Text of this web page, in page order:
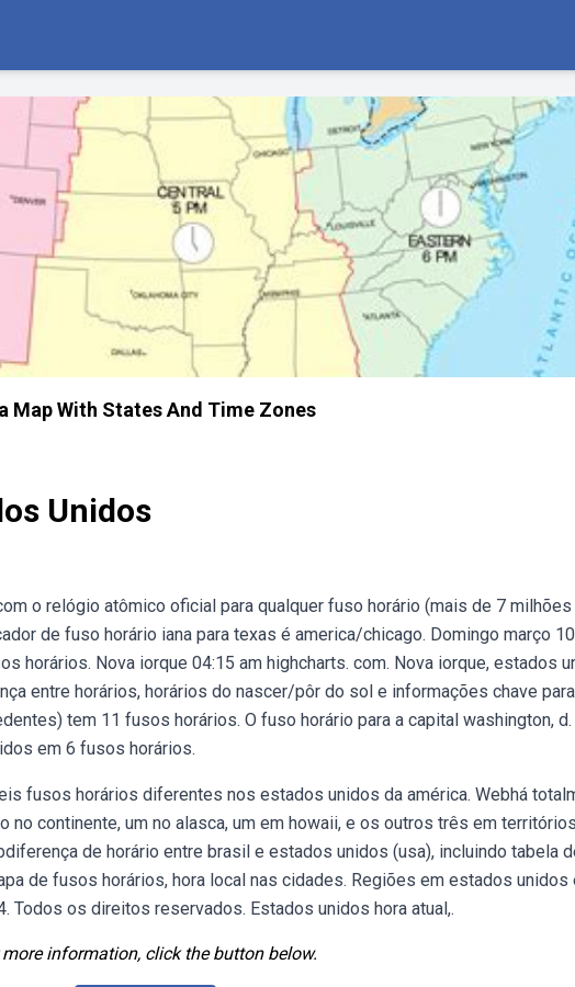
Map With States And Time Zones
Unidos
o relógio atômico oficial para qualquer fuso horário (mais de 7 milhões
de fuso horário iana para texas é america/chicago. Domingo março 10
horários. Nova iorque 04:15 am highcharts. com. Nova iorque, estados
entre horários, horários do nascer/pôr do sol e informações chave para
tem 11 fusos horários. O fuso horário para a capital washington, d.
em 6 fusos horários.
fusos horários diferentes nos estados unidos da américa. Webhá
continente, um no alasca, um em howaii, e os outros três em territórios
de horário entre brasil e estados unidos (usa), incluindo tabela
de fusos horários, hora local nas cidades. Regiões em estados unidos
Todos os direitos reservados. Estados unidos hora atual,.
more information, click the button below.